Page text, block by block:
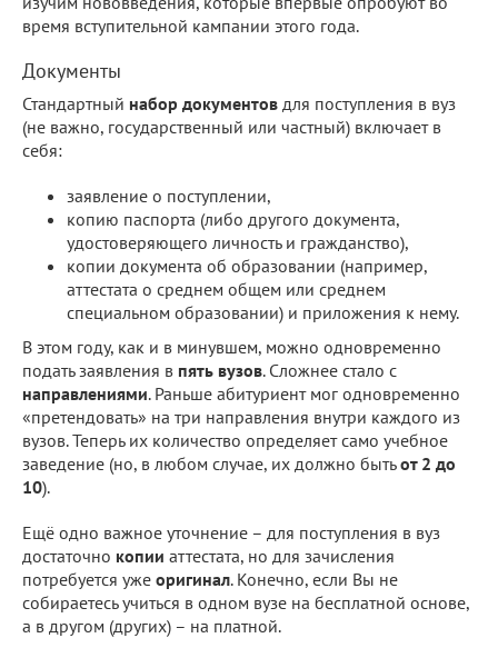
время вступительной кампании этого года.
Документы
Стандартный набор документов для поступления в вуз
(не важно, государственный или частный) включает в
себя:
заявление о поступлении,
копию паспорта (либо другого документа,
удостоверяющего личность и гражданство),
копии документа об образовании (например,
аттестата о среднем общем или среднем
специальном образовании) и приложения к нему.
В этом году, как и в минувшем, можно одновременно
подать заявления в пять вузов. Сложнее стало с
направлениями. Раньше абитуриент мог одновременно
«претендовать» на три направления внутри каждого из
вузов. Теперь их количество определяет само учебное
заведение (но, в любом случае, их должно бытьот 2 до
10).
Ещё одно важное уточнение – для поступления в вуз
достаточно копии аттестата, но для зачисления
потребуется уже оригинал. Конечно, если Вы не
собираетесь учиться в одном вузе на бесплатной основе,
а в другом (других) – на платной.